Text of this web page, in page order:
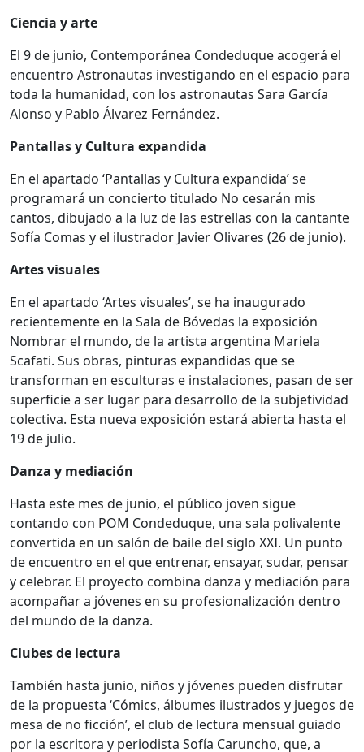
Ciencia y arte
El 9 de junio, Contemporánea Condeduque acogerá el
encuentro Astronautas investigando en el espacio para
toda la humanidad, con los astronautas Sara García
Alonso y Pablo Álvarez Fernández.
Pantallas y Cultura expandida
En el apartado ‘Pantallas y Cultura expandida’ se
programará un concierto titulado No cesarán mis
cantos, dibujado a la luz de las estrellas con la cantante
Sofía Comas y el ilustrador Javier Olivares (26 de junio).
Artes visuales
En el apartado ‘Artes visuales’, se ha inaugurado
recientemente en la Sala de Bóvedas la exposición
Nombrar el mundo, de la artista argentina Mariela
Scafati. Sus obras, pinturas expandidas que se
transforman en esculturas e instalaciones, pasan de ser
superficie a ser lugar para desarrollo de la subjetividad
colectiva. Esta nueva exposición estará abierta hasta el
19 de julio.
Danza y mediación
Hasta este mes de junio, el público joven sigue
contando con POM Condeduque, una sala polivalente
convertida en un salón de baile del siglo XXI. Un punto
de encuentro en el que entrenar, ensayar, sudar, pensar
y celebrar. El proyecto combina danza y mediación para
acompañar a jóvenes en su profesionalización dentro
del mundo de la danza.
Clubes de lectura
También hasta junio, niños y jóvenes pueden disfrutar
de la propuesta ‘Cómics, álbumes ilustrados y juegos de
mesa de no ficción’, el club de lectura mensual guiado
por la escritora y periodista Sofía Caruncho, que, a